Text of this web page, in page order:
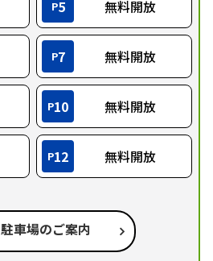
P5 無料開放
P7 無料開放
P10 無料開放
P12 無料開放
駐車場のご案内